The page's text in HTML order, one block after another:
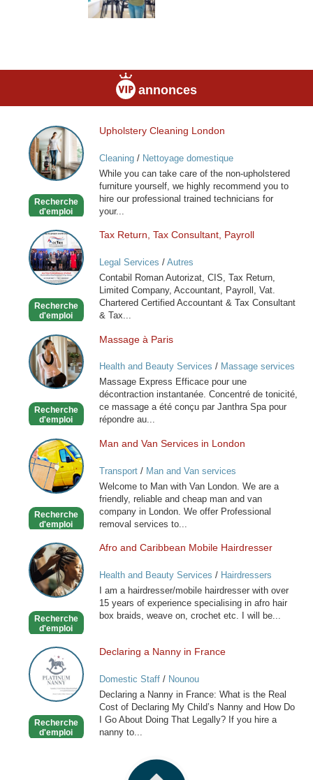
annonces
Upholstery
Cleaning
London
Recherche
d'emploi
Upholstery Cleaning London
Cleaning/ Nettoyage domestique
While you can take care of the non-upholstered
furniture yourself, we highly recommend you to
hire our professional trained technicians for
your...
Tax
Return,
Tax
Consultant,
Recherche
d'emploi
Tax Return, Tax Consultant, Payroll
Legal Services / Autres
Contabil Roman Autorizat, CIS, Tax Return,
Limited Company, Accountant, Payroll, Vat.
Chartered Certified Accountant & Tax Consultant
& Tax...
Massage
à
Paris
Recherche
d'emploi
Massage à Paris
Health and Beauty Services / Massage services
at home
Massage Express Efficace pour une
décontraction instantanée. Concentré de tonicité,
ce massage a été conçu par Janthra Spa pour
répondre au...
Man
and
Van
Services
London
Recherche
d'emploi
Man and Van Services in London
Transport/ Man and Van services
Welcome to Man with Van London. We are a
friendly, reliable and cheap man and van
company in London. We offer Professional
removal services to...
Afro
and
Caribbean
Mobile
Recherche
d'emploi
Afro and Caribbean Mobile Hairdresser
Health and Beauty Services / Hairdressers
I am a hairdresser/mobile hairdresser with over
15 years of experience specialising in afro hair
box braids, weave on, crochet etc. I will be...
Declaring
a
Nanny
in
Recherche
d'emploi
Declaring a Nanny in France
Domestic Staff/ Nounou
Declaring a Nanny in France: What is the Real
Cost of Declaring My Child’s Nanny and How Do
I Go About Doing That Legally? If you hire a
nanny to...